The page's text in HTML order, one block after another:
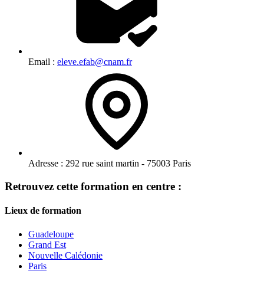
Email : eleve.efab@cnam.fr
Adresse : 292 rue saint martin - 75003 Paris
Retrouvez cette formation en centre :
Lieux de formation
Guadeloupe
Grand Est
Nouvelle Calédonie
Paris